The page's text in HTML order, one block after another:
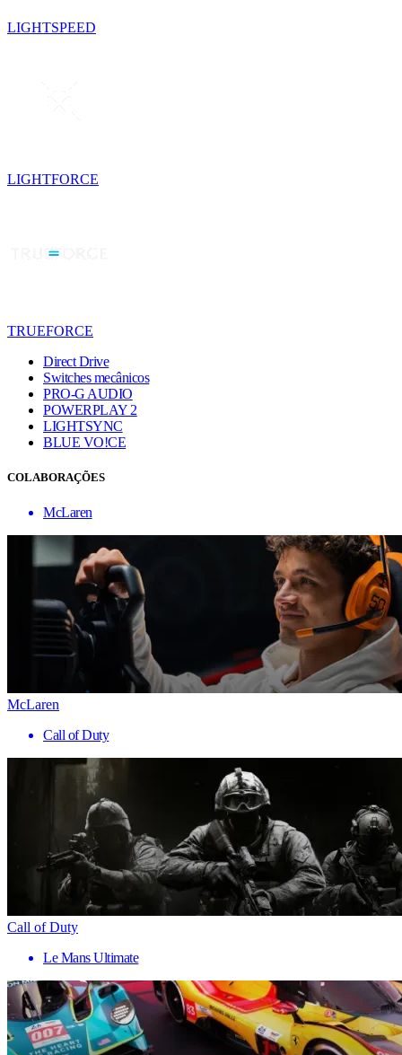
LIGHTSPEED
LIGHTFORCE
TRUEFORCE
Direct Drive
Switches mecânicos
PRO-G AUDIO
POWERPLAY 2
LIGHTSYNC
BLUE VO!CE
COLABORAÇÕES
McLaren
McLaren
Call of Duty
Call of Duty
Le Mans Ultimate